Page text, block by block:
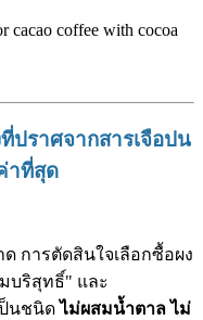
ปราศจากสารเจือปน
าที่สุด
การตัดสินใจเลือกซื้อผง
บริสุทธิ์" และ
ป็นชนิดไม่ผสมน้ำตาล ไม่